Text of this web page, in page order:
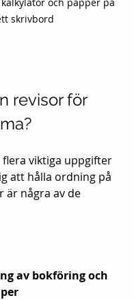
skrivbord
revisor för
flera viktiga uppgifter
att hålla ordning på
är några av de
av bokföring och